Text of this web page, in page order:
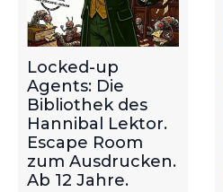
Locked-up
Agents: Die
Bibliothek des
Hannibal Lektor.
Escape Room
zum Ausdrucken.
Ab 12 Jahre.